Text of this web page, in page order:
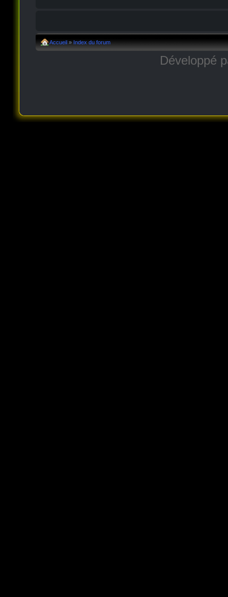
Accueil » Index du forum
Développé